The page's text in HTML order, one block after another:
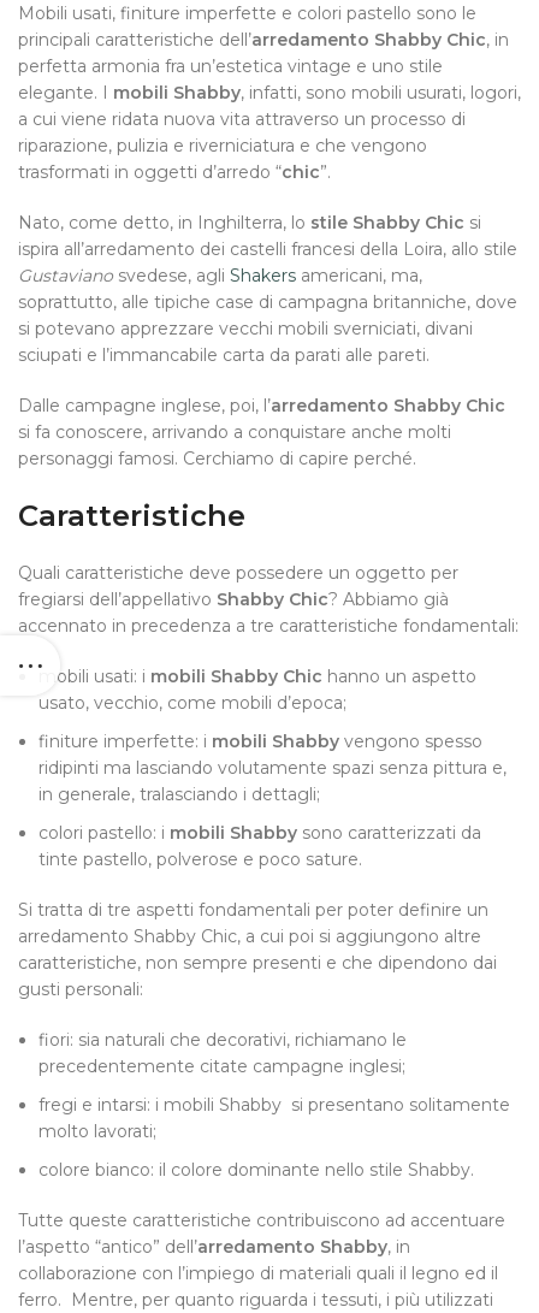
Mobili usati, finiture imperfette e colori pastello sono le
principali caratteristiche dell’arredamento Shabby Chic, in
perfetta armonia fra un’estetica vintage e uno stile
elegante. I mobili Shabby, infatti, sono mobili usurati, logori,
a cui viene ridata nuova vita attraverso un processo di
riparazione, pulizia e riverniciatura e che vengono
trasformati in oggetti d’arredo “chic”.
Nato, come detto, in Inghilterra, lo stile Shabby Chic si
ispira all’arredamento dei castelli francesi della Loira, allo stile
Gustaviano svedese, agli Shakers americani, ma,
soprattutto, alle tipiche case di campagna britanniche, dove
si potevano apprezzare vecchi mobili sverniciati, divani
sciupati e l’immancabile carta da parati alle pareti.
Dalle campagne inglese, poi, l’arredamento Shabby Chic
si fa conoscere, arrivando a conquistare anche molti
personaggi famosi. Cerchiamo di capire perché.
Caratteristiche
Quali caratteristiche deve possedere un oggetto per
fregiarsi dell’appellativo Shabby Chic? Abbiamo già
accennato in precedenza a tre caratteristiche fondamentali:
mobili usati: i mobili Shabby Chic hanno un aspetto
usato, vecchio, come mobili d’epoca;
finiture imperfette: i mobili Shabby vengono spesso
ridipinti ma lasciando volutamente spazi senza pittura e,
in generale, tralasciando i dettagli;
colori pastello: i mobili Shabby sono caratterizzati da
tinte pastello, polverose e poco sature.
Si tratta di tre aspetti fondamentali per poter definire un
arredamento Shabby Chic, a cui poi si aggiungono altre
caratteristiche, non sempre presenti e che dipendono dai
gusti personali:
fiori: sia naturali che decorativi, richiamano le
precedentemente citate campagne inglesi;
fregi e intarsi: i mobili Shabby si presentano solitamente
molto lavorati;
colore bianco: il colore dominante nello stile Shabby.
Tutte queste caratteristiche contribuiscono ad accentuare
l’aspetto “antico” dell’arredamento Shabby, in
collaborazione con l’impiego di materiali quali il legno ed il
ferro. Mentre, per quanto riguarda i tessuti, i più utilizzati